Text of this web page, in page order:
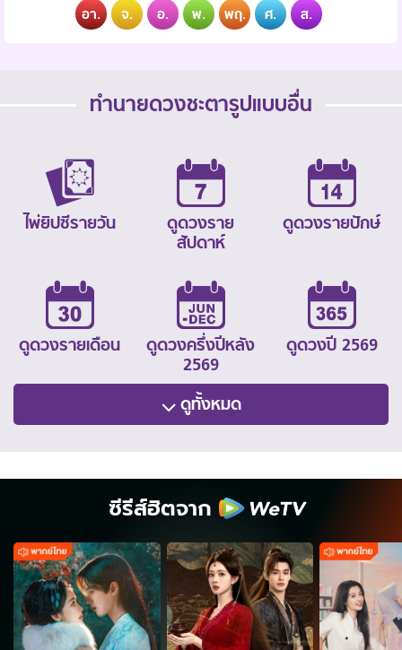
อา. จ. อ. พ. พฤ. ศ. ส.
ทำนายดวงชะตารูปแบบอื่น
ไพ่ยิปซีรายวัน
ดูดวงราย
สัปดาห์
ดูดวงรายปักษ์
ดูดวงรายเดือน
ดูดวงครึ่งปีหลัง
2569
ดูดวงปี 2569
ดูทั้งหมด
ซีรีส์ฮิตจาก